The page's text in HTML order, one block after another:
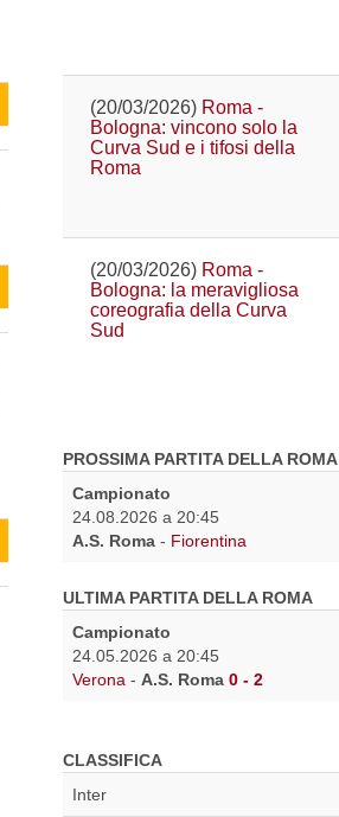
(20/03/2026) Roma -
Bologna: vincono solo la
Curva Sud e i tifosi della
Roma
(20/03/2026) Roma -
Bologna: la meravigliosa
coreografia della Curva
Sud
PROSSIMA PARTITA DELLA ROMA
Campionato
24.08.2026 a 20:45
A.S. Roma - Fiorentina
ULTIMA PARTITA DELLA ROMA
Campionato
24.05.2026 a 20:45
Verona - A.S. Roma 0 - 2
CLASSIFICA
Inter